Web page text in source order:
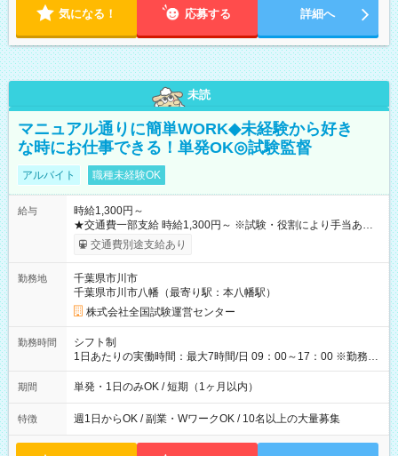
気になる！ 応募する 詳細へ
未読
マニュアル通りに簡単WORK◆未経験から好き
な時にお仕事できる！単発OK◎試験監督
アルバイト 職種未経験OK
給与
時給1,300円～
★交通費一部支給 時給1,300円～ ※試験・役割により手当あり
※勤務回数により昇給あり 【即給（前払い）オプションあ
り！】 希望される場合、勤務から1週間ほどで給与の一部を受け
例】 ・河合塾模擬試験 8:30～17:30（休憩1時間） 時給1,300円
×8時間＝日収10,400円＋交通費 ※当日の役割により時給＋100
円の場合あり ・国家試験 7:00～13:30（休憩なし） 時給1,300
円（役割手当＋100円）×6時間＝日収8,400円＋交通費 【試用期
間】試用期間なし
交通費別途支給あり
勤務地
千葉県市川市
千葉県市川市八幡（最寄り駅：本八幡駅）
株式会社全国試験運営センター
勤務時間
シフト制
1日あたりの実働時間：最大7時間/日 09：00～17：00 ※勤務時
間は 試験により異なります。
期間 単発・1日のみOK / 短期（1ヶ月以内）
特徴 週1日からOK / 副業・WワークOK / 10名以上の大量募集